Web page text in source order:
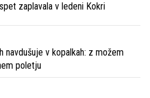
zaplavala v ledeni Kokri
navdušuje v kopalkah: z možem
poletju